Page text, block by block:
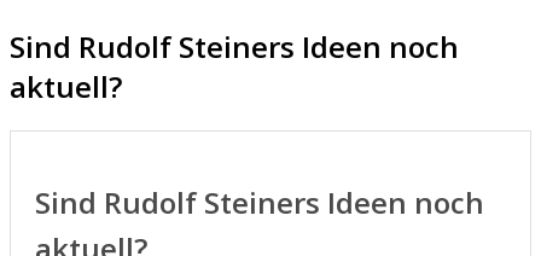
Sind Rudolf Steiners Ideen noch
aktuell?
Sind Rudolf Steiners Ideen noch
aktuell?